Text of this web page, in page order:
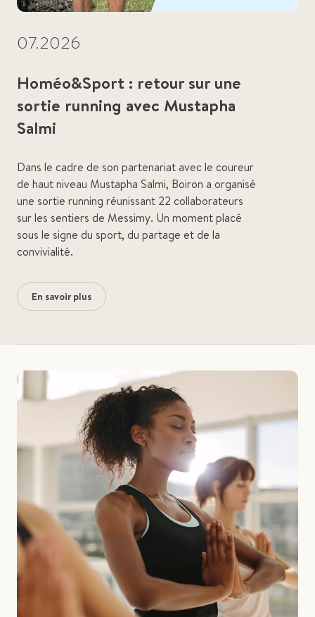
07.2026
Homéo&Sport : retour sur une
sortie running avec Mustapha
Salmi
Dans le cadre de son partenariat avec le coureur
de haut niveau Mustapha Salmi, Boiron a organisé
une sortie running réunissant 22 collaborateurs
sur les sentiers de Messimy. Un moment placé
sous le signe du sport, du partage et de la
convivialité.
En savoir plus